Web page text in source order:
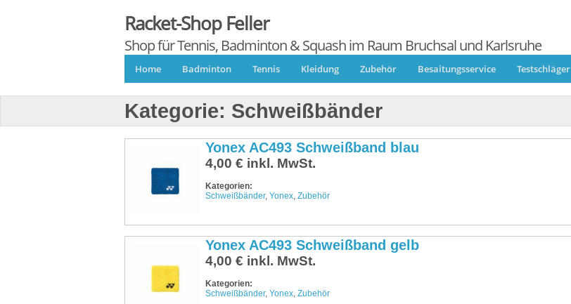
Racket-Shop Feller
Shop für Tennis, Badminton & Squash im Raum Bruchsal und Karlsruhe
Home Badminton Tennis Kleidung Zubehör Besaitungsservice Testschläger
Kategorie: Schweißbänder
Yonex AC493 Schweißband blau
4,00 € inkl. MwSt.
Kategorien:
Schweißbänder, Yonex, Zubehör
Yonex AC493 Schweißband gelb
4,00 € inkl. MwSt.
Kategorien:
Schweißbänder, Yonex, Zubehör